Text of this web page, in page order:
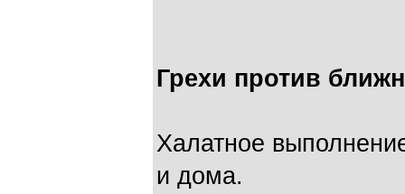
Грехи против
Халатное
и дома.